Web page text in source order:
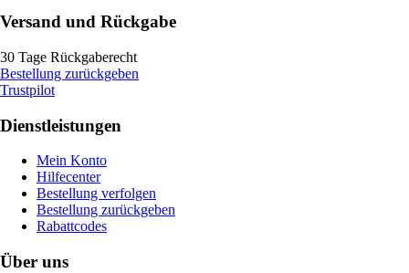
Versand und Rückgabe
30 Tage Rückgaberecht
Bestellung zurückgeben
Trustpilot
Dienstleistungen
Mein Konto
Hilfecenter
Bestellung verfolgen
Bestellung zurückgeben
Rabattcodes
Über uns